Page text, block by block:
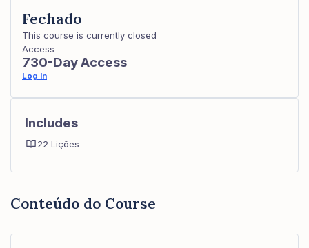
Conteúdo do Course
Fechado
This course is currently closed
Access
730-Day Access
Log In
Includes
22 Lições